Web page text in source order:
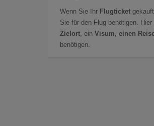
Wenn Sie Ihr Flugticket
Sie für den Flug benötigen.
Zielort , ein Visum, einen
benötigen.